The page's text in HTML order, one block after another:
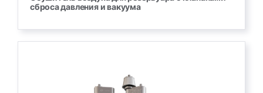
сброса давления и вакуума